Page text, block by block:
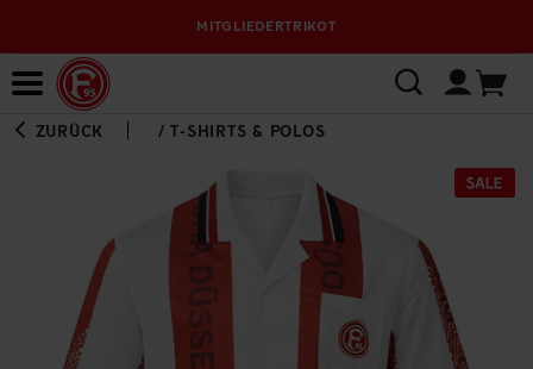
MITGLIEDERTRIKOT
ZURÜCK /T-SHIRTS & POLOS